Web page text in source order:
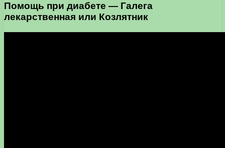
Помощь при диабете — Галега
лекарственная или Козлятник